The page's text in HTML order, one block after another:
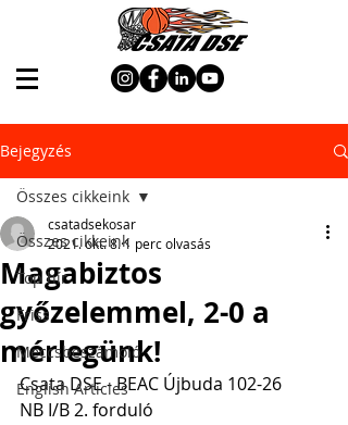
Bejegyzés
Összes cikkeink
Top hír
Friss
Meccsbeszámoló
English Articles
Összes cikkeink
Magabiztos
győzelemmel, 2-0 a
mérlegünk!
csatadsekosar
2021. okt. 8.1 perc olvasás
Csata DSE - BEAC Újbuda 102-26
NB I/B 2. forduló